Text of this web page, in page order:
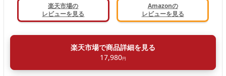
楽天市場の
レビューを見る
Amazonの
レビューを見る
楽天市場で商品詳細を見る
17,980円